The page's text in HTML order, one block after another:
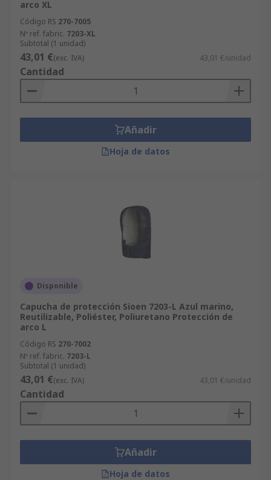
arco XL
Código RS 270-7005
Nº ref. fabric. 7203-XL
Subtotal (1 unidad)
43,01 €(exc. IVA) 43,01 €/unidad
Cantidad
Añadir
Hoja de datos
Disponible
Capucha de protección Sioen 7203-L Azul marino,
Reutilizable, Poliéster, Poliuretano Protección de
arco L
Código RS 270-7002
Nº ref. fabric. 7203-L
Subtotal (1 unidad)
43,01 €(exc. IVA) 43,01 €/unidad
Cantidad
Añadir
Hoja de datos